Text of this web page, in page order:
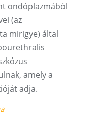
ondóplazmából
(az
mirigye) által
amely a
adja.